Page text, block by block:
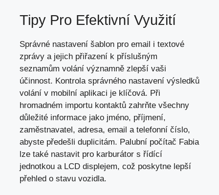
Tipy Pro Efektivní Využití
Správné nastavení šablon pro email i textové
zprávy a jejich přiřazení k příslušným
seznamům volání významně zlepší vaši
účinnost. Kontrola správného nastavení výsledků
volání v mobilní aplikaci je klíčová. Při
hromadném importu kontaktů zahrňte všechny
důležité informace jako jméno, příjmení,
zaměstnavatel, adresa, email a telefonní číslo,
abyste předešli duplicitám. Palubní počítač Fabia
lze také nastavit pro karburátor s řídící
jednotkou a LCD displejem, což poskytne lepší
přehled o stavu vozidla.